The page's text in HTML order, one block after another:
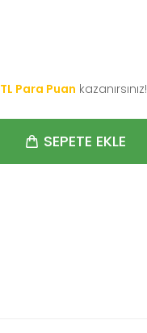
TL Para Puan kazanırsınız!
SEPETE EKLE